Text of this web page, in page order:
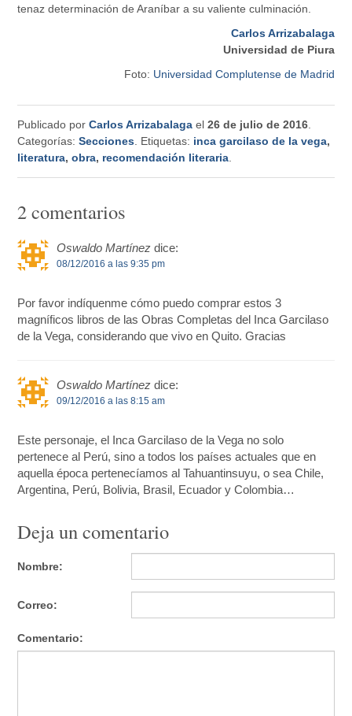
tenaz determinación de Araníbar a su valiente culminación.
Carlos Arrizabalaga
Universidad de Piura
Foto: Universidad Complutense de Madrid
Publicado porCarlos Arrizabalaga el26 de julio de 2016
Categorías:Secciones . Etiquetas: inca garcilaso de la vega,
literatura,obra, recomendación literaria
2 comentarios
Oswaldo Martínez dice:
08/12/2016 a las 9:35 pm
Por favor indíquenme cómo puedo comprar estos 3
magníficos libros de las Obras Completas del Inca Garcilaso
de la Vega, considerando que vivo en Quito. Gracias
Oswaldo Martínez dice:
09/12/2016 a las 8:15 am
Este personaje, el Inca Garcilaso de la Vega no solo
pertenece al Perú, sino a todos los países actuales que en
aquella época pertenecíamos al Tahuantinsuyu, o sea Chile,
Argentina, Perú, Bolivia, Brasil, Ecuador y Colombia…
Deja un comentario
Nombre:
Correo:
Comentario: